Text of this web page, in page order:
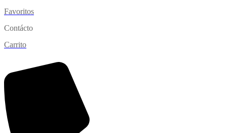
Favoritos
Contácto
Carrito